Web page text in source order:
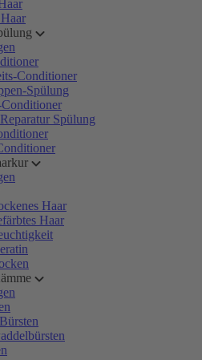
Conditioner
Spülung
Spülung
Haar
Haar